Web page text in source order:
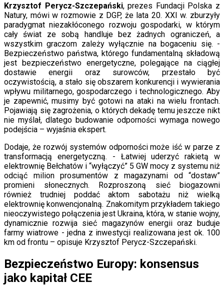
Krzysztof Perycz-Szczepański, prezes Fundacji Polska z
Natury, mówi w rozmowie z DGP, że lata 20. XXI w. zburzyły
paradygmat niezakłóconego rozwoju gospodarki, w którym
cały świat ze sobą handluje bez żadnych ograniczeń, a
wszystkim graczom zależy wyłącznie na bogaceniu się. -
Bezpieczeństwo państwa, którego fundamentalną składową
jest bezpieczeństwo energetyczne, polegające na ciągłej
dostawie energii oraz surowców, przestało być
oczywistością, a stało się obszarem konkurencji i wywierania
wpływu militarnego, gospodarczego i technologicznego. Aby
je zapewnić, musimy być gotowi na ataki na wielu frontach.
Pojawiają się zagrożenia, o których dekadę temu jeszcze nikt
nie myślał, dlatego budowanie odporności wymaga nowego
podejścia – wyjaśnia ekspert.
Dodaje, że rozwój systemów odporności może iść w parze z
transformacją energetyczną. - Łatwiej uderzyć rakietą w
elektrownię Bełchatów i “wyłączyć” 5 GW mocy z systemu niż
odciąć milion prosumentów z magazynami od “dostaw”
promieni słonecznych. Rozproszoną sieć biogazowni
również trudniej poddać aktom sabotażu niż wielką
elektrownię konwencjonalną. Znakomitym przykładem takiego
nieoczywistego połączenia jest Ukraina, która, w stanie wojny,
dynamicznie rozwija sieć magazynów energii oraz buduje
farmy wiatrowe - jedna z inwestycji realizowana jest ok. 100
km od frontu – opisuje Krzysztof Perycz-Szczepański.
Bezpieczeństwo Europy: konsensus
jako kapitał CEE